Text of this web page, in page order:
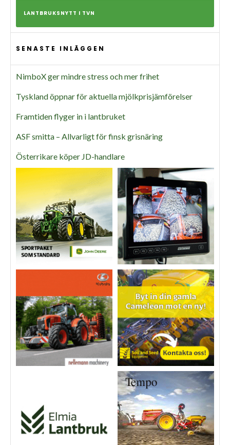
LANTBRUKSNYTT I TVN
SENASTE INLÄGGEN
NimboX ger mindre stress och mer frihet
Tyskland öppnar för aktuella mjölkprisjämförelser
Framtiden flyger in i lantbruket
ASF smitta – Allvarligt för finsk grisnäring
Österrikare köper JD-handlare